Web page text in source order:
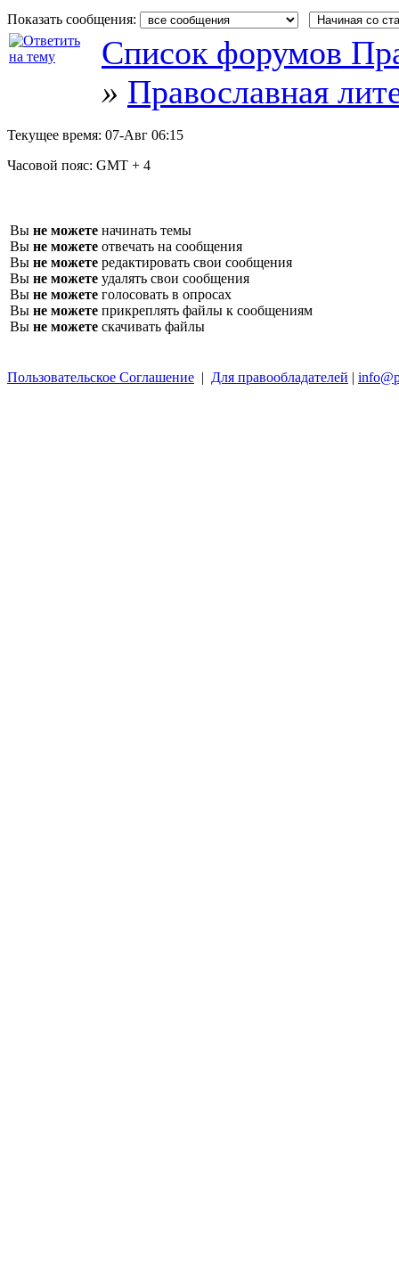
Показать сообщения:
Список форумов
» Православная
Текущее время: 07-Авг 06:15
Часовой пояс: GMT + 4
Вы не можете начинать темы
Вы не можете отвечать на сообщения
Вы не можете редактировать свои сообщения
Вы не можете удалять свои сообщения
Вы не можете голосовать в опросах
Вы не можете прикреплять файлы к сообщениям
Вы не можете скачивать файлы
Пользовательское Соглашение | Для правообладателей |